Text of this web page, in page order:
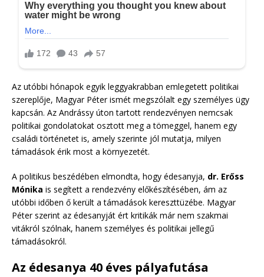
Az utóbbi hónapok egyik leggyakrabban emlegetett politikai
szereplője, Magyar Péter ismét megszólalt egy személyes ügy
kapcsán. Az Andrássy úton tartott rendezvényen nemcsak
politikai gondolatokat osztott meg a tömeggel, hanem egy
családi történetet is, amely szerinte jól mutatja, milyen
támadások érik most a környezetét.
A politikus beszédében elmondta, hogy édesanyja, dr. Erőss
Mónika is segített a rendezvény előkészítésében, ám az
utóbbi időben ő került a támadások kereszttüzébe. Magyar
Péter szerint az édesanyját ért kritikák már nem szakmai
vitákról szólnak, hanem személyes és politikai jellegű
támadásokról.
Az édesanya 40 éves pályafutása